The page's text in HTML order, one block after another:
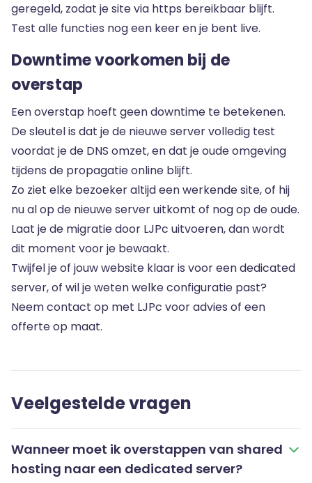
geregeld, zodat je site via https bereikbaar blijft.
Test alle functies nog een keer en je bent live.
Downtime voorkomen bij de
overstap
Een overstap hoeft geen downtime te betekenen.
De sleutel is dat je de nieuwe server volledig test
voordat je de DNS omzet, en dat je oude omgeving
tijdens de propagatie online blijft.
Zo ziet elke bezoeker altijd een werkende site, of hij
nu al op de nieuwe server uitkomt of nog op de oude.
Laat je de migratie door LJPc uitvoeren, dan wordt
dit moment voor je bewaakt.
Twijfel je of jouw website klaar is voor een dedicated
server, of wil je weten welke configuratie past?
Neem contact op met LJPc voor advies of een
offerte op maat.
Veelgestelde vragen
Wanneer moet ik overstappen van shared
hosting naar een dedicated server?